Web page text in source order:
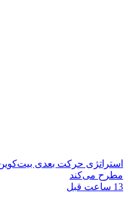
مطرح می‌کند
13 ساعت قبل